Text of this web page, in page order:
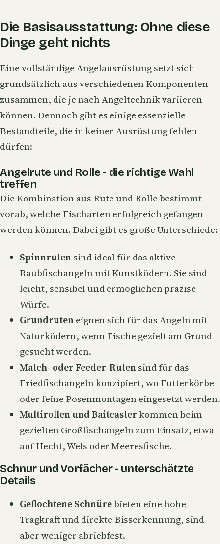
Die Basisausstattung: Ohne diese
Dinge geht nichts
Eine vollständige Angelausrüstung setzt sich
grundsätzlich aus verschiedenen Komponenten
zusammen, die je nach Angeltechnik variieren
können. Dennoch gibt es einige essenzielle
Bestandteile, die in keiner Ausrüstung fehlen
dürfen:
Angelrute und Rolle - die richtige Wahl
treffen
Die Kombination aus Rute und Rolle bestimmt
vorab, welche Fischarten erfolgreich gefangen
werden können. Dabei gibt es große Unterschiede:
Spinnrutensind ideal für das aktive
Raubfischangeln mit Kunstködern. Sie sind
leicht, sensibel und ermöglichen präzise
Würfe.
Grundruteneignen sich für das Angeln mit
Naturködern, wenn Fische gezielt am Grund
gesucht werden.
Match- oder Feeder-Rutensind für das
Friedfischangeln konzipiert, wo Futterkörbe
oder feine Posenmontagen eingesetzt werden.
Multirollen und Baitcasterkommen beim
gezielten Großfischangeln zum Einsatz, etwa
aufHecht,Wels oder Meeresfische.
Schnur und Vorfächer - unterschätzte
Details
Geflochtene Schnürebieten eine hohe
Tragkraftund direkte Bisserkennung, sind
aber weniger abriebfest.